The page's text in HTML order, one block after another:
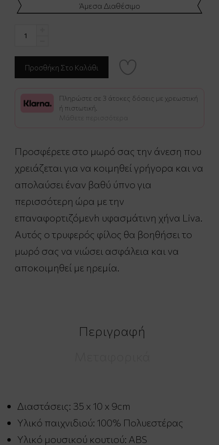
Άμεσα Διαθέσιμο
Πληρώστε σε 3 άτοκες δόσεις με χρεωστική
ή πιστωτική.
Μάθετε περισσότερα
Προσφέρετε στο μωρό σας την άνεση που
χρειάζεται για να κοιμηθεί γρήγορα και να
απολαύσει έναν βαθύ ύπνο για
περισσότερη ώρα με την
επαναφορτιζόμενh υφασμάτινη χήνα Liva.
Αυτός ο τρυφερός φίλος θα βοηθήσει το
μωρό σας να νιώσει ασφάλεια και να
αποκοιμηθεί με ηρεμία.
Περιγραφή
Διαστάσεις: 35 x 10 x 9cm
Υλικό παιχνιδιού: 100% Πολυεστέρας
Υλικό μουσικού κουτιού: ABS